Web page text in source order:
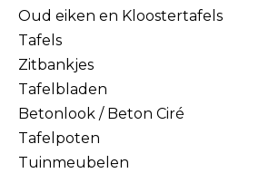
Oud eiken en Kloostertafels
Tafels
Zitbankjes
Tafelbladen
Betonlook / Beton Ciré
Tafelpoten
Tuinmeubelen